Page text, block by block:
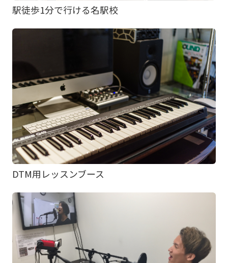
駅徒歩1分で行ける名駅校
DTM用レッスンブース